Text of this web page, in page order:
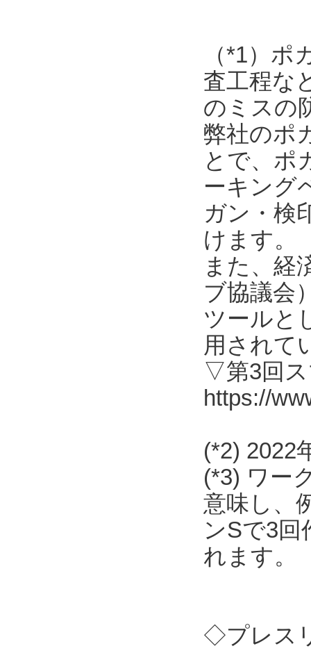
（*1）
査工程な
のミスの
弊社のポ
とで、ポ
ーキング
ガン・検
けます。
また、経
ブ協議会
ツールと
用されて
▽第3回ス
https://
(*2) 2022
(*3) ワー
意味し、
ンSで3回
れます。
◇プレス